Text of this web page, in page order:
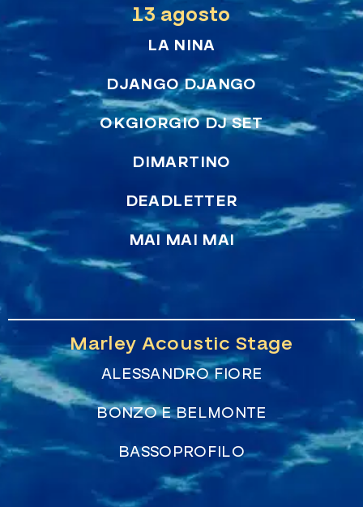
13 agosto
LA NINA
DJANGO DJANGO
OKGIORGIO DJ SET
DIMARTINO
DEADLETTER
MAI MAI MAI
Marley Acoustic Stage
ALESSANDRO FIORE
BONZO E BELMONTE
BASSOPROFILO